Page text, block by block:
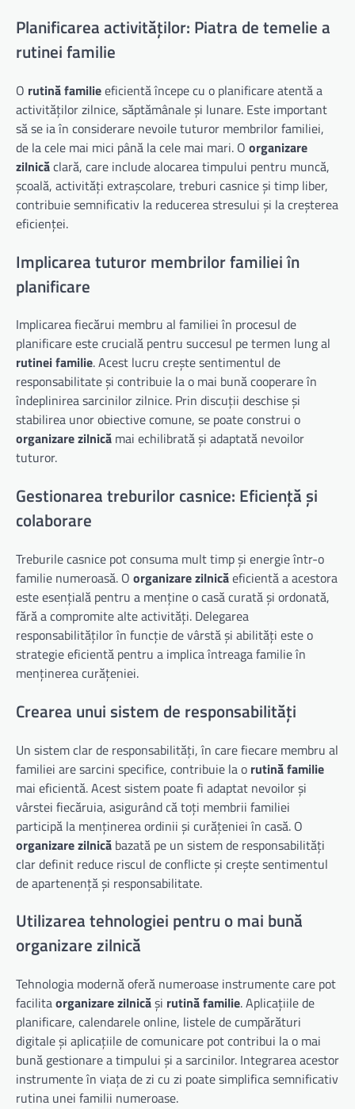
Planificarea activităților: Piatra de temelie a
rutinei familie
O rutină familieeficientă începe cu o planificare atentă a
activităților zilnice, săptămânale și lunare. Este important
să se ia în considerare nevoile tuturor membrilor familiei,
de la cele mai mici până la cele mai mari. O organizare
zilnicăclară, care include alocarea timpului pentru muncă,
școală, activități extrașcolare, treburi casnice și timp liber,
contribuie semnificativ la reducerea stresului și la creșterea
eficienței.
Implicarea tuturor membrilor familiei în
planificare
Implicarea fiecărui membru al familiei în procesul de
planificare este crucială pentru succesul pe termen lung al
rutinei familie. Acest lucru crește sentimentul de
responsabilitate și contribuie la o mai bună cooperare în
îndeplinirea sarcinilor zilnice. Prin discuții deschise și
stabilirea unor obiective comune, se poate construi o
organizare zilnică mai echilibrată și adaptată nevoilor
tuturor.
Gestionarea treburilor casnice: Eficiență și
colaborare
Treburile casnice pot consuma mult timp și energie într-o
familie numeroasă. O organizare zilnicăeficientă a acestora
este esențială pentru a menține o casă curată și ordonată,
fără a compromite alte activități. Delegarea
responsabilităților în funcție de vârstă și abilități este o
strategie eficientă pentru a implica întreaga familie în
menținerea curățeniei.
Crearea unui sistem de responsabilități
Un sistem clar de responsabilități, în care fiecare membru al
familiei are sarcini specifice, contribuie la o rutină familie
mai eficientă. Acest sistem poate fi adaptat nevoilor și
vârstei fiecăruia, asigurând că toți membrii familiei
participă la menținerea ordinii și curățeniei în casă. O
organizare zilnică bazată pe un sistem de responsabilități
clar definit reduce riscul de conflicte și crește sentimentul
de apartenență și responsabilitate.
Utilizarea tehnologiei pentru o mai bună
organizare zilnică
Tehnologia modernă oferă numeroase instrumente care pot
facilitaorganizare zilnicăși rutină familie. Aplicațiile de
planificare, calendarele online, listele de cumpărături
digitale și aplicațiile de comunicare pot contribui la o mai
bună gestionare a timpului și a sarcinilor. Integrarea acestor
instrumente în viața de zi cu zi poate simplifica semnificativ
rutina unei familii numeroase.